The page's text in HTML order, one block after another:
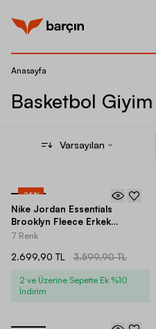
Anasayfa
Basketbol Giyim
Varsayılan
-25%
Nike Jordan Essentials
Brooklyn Fleece Erkek
Eşofman Altı
7 Renk
2.699,90 TL 3.599,90 TL
2 ve Üzerine Sepette Ek %10
İndirim